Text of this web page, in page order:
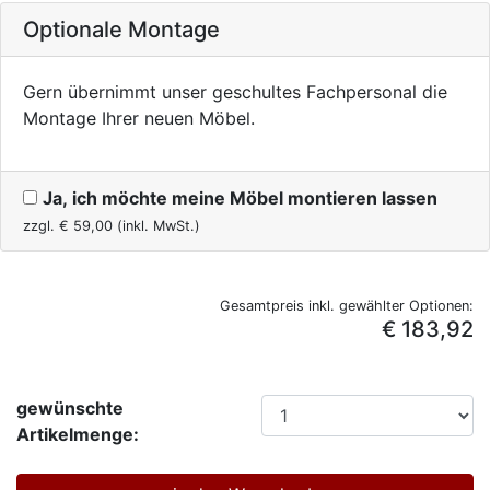
Optionale Montage
Gern übernimmt unser geschultes Fachpersonal die
Montage Ihrer neuen Möbel.
Ja, ich möchte meine Möbel montieren lassen
zzgl. € 59,00 (inkl. MwSt.)
Gesamtpreis inkl. gewählter Optionen:
€ 183,92
gewünschte
Artikelmenge: